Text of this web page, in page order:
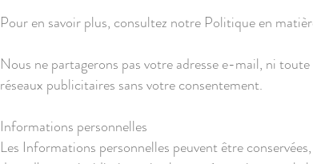
Pour en savoir plus, consultez notre Politique en
Nous ne partagerons pas votre adresse e-mail, ni
réseaux publicitaires sans votre consentement.
Informations personnelles
Les Informations personnelles peuvent être